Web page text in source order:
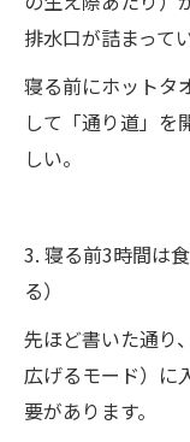
排水口が詰まって
寝る前にホットタ
して「通り道」を
しい。
3. 寝る前3時間は
る）
先ほど書いた通り
広げるモード）に
要があります。